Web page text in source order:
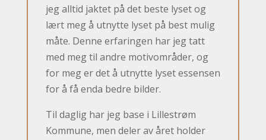
jeg alltid jaktet på det beste lyset og
lært meg å utnytte lyset på best mulig
måte. Denne erfaringen har jeg tatt
med meg til andre motivområder, og
for meg er det å utnytte lyset essensen
for å få enda bedre bilder.
Til daglig har jeg base i Lillestrøm
Kommune, men deler av året holder